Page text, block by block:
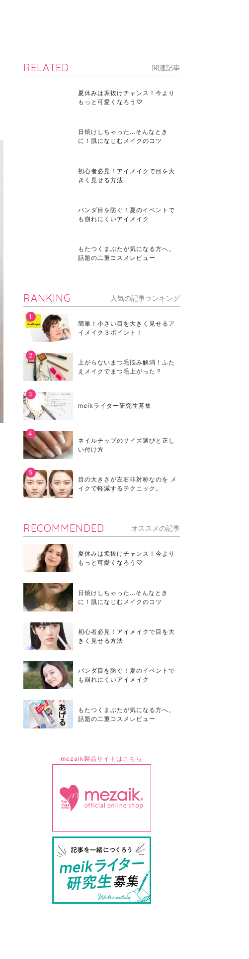
RELATED 関連記事
夏休みは垢抜けチャンス！今より
もっと可愛くなろう♡
日焼けしちゃった...そんなとき
に！肌になじむメイクのコツ
初心者必見！アイメイクで目を大
きく見せる方法
パンダ目を防ぐ！夏のイベントで
も崩れにくいアイメイク
もたつくまぶたが気になる方へ。
話題の二重コスメレビュー
RANKING 人気の記事ランキング
簡単！小さい目を大きく見せるア
イメイク３ポイント！
上がらないまつ毛悩み解消！ふた
えメイクでまつ毛上がった？
meikライター研究生募集
ネイルチップのサイズ選びと正し
い付け方
目の大きさが左右非対称なのを メ
イクで軽減するテクニック。
RECOMMENDED オススメの記事
夏休みは垢抜けチャンス！今より
もっと可愛くなろう♡
日焼けしちゃった...そんなとき
に！肌になじむメイクのコツ
初心者必見！アイメイクで目を大
きく見せる方法
パンダ目を防ぐ！夏のイベントで
も崩れにくいアイメイク
もたつくまぶたが気になる方へ。
話題の二重コスメレビュー
mezaik製品サイトはこちら